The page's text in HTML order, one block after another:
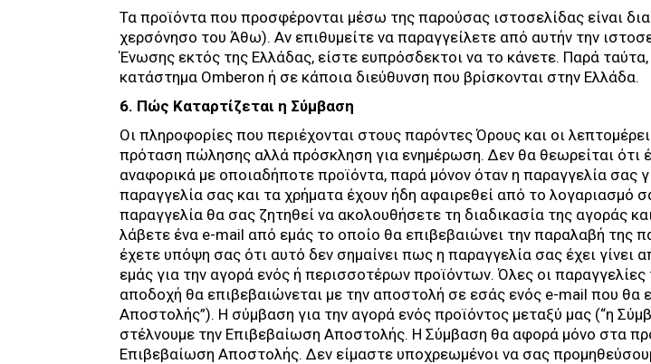
Τα προϊόντα που προσφέρονται μέσω της παρούσας ιστοσελίδας είναι
χερσόνησο του Άθω). Αν επιθυμείτε να παραγγείλετε από αυτήν την
Ένωσης εκτός της Ελλάδας, είστε ευπρόσδεκτοι να το κάνετε. Παρά
κατάστημα Omberon ή σε κάποια διεύθυνση που βρίσκονται στην Ελλάδα.
6. Πώς Καταρτίζεται η Σύμβαση
Οι πληροφορίες που περιέχονται στους παρόντες Όρους και οι
πρόταση πώλησης αλλά πρόσκληση για ενημέρωση. Δεν θα θεωρείται ότι
αναφορικά με οποιαδήποτε προϊόντα, παρά μόνον όταν η παραγγελία σας
παραγγελία σας και τα χρήματα έχουν ήδη αφαιρεθεί από το λογαριασμό
παραγγελία θα σας ζητηθεί να ακολουθήσετε τη διαδικασία της αγοράς
λάβετε ένα e-mail από εμάς το οποίο θα επιβεβαιώνει την παραλαβή της
έχετε υπόψη σας ότι αυτό δεν σημαίνει πως η παραγγελία σας έχει
εμάς για την αγορά ενός ή περισσοτέρων προϊόντων. Όλες οι
αποδοχή θα επιβεβαιώνεται με την αποστολή σε εσάς ενός e-mail που θα
Αποστολής”). Η σύμβαση για την αγορά ενός προϊόντος μεταξύ μας (“η
στέλνουμε την Επιβεβαίωση Αποστολής. Η Σύμβαση θα αφορά μόνο στα
Επιβεβαίωση Αποστολής. Δεν είμαστε υποχρεωμένοι να σας